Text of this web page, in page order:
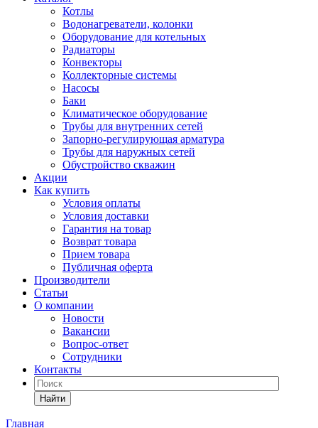
Котлы
Водонагреватели, колонки
Оборудование для котельных
Радиаторы
Конвекторы
Коллекторные системы
Насосы
Баки
Климатическое оборудование
Трубы для внутренних сетей
Запорно-регулирующая арматура
Трубы для наружных сетей
Обустройство скважин
Акции
Как купить
Условия оплаты
Условия доставки
Гарантия на товар
Возврат товара
Прием товара
Публичная оферта
Производители
Статьи
О компании
Новости
Вакансии
Вопрос-ответ
Сотрудники
Контакты
Найти
Главная